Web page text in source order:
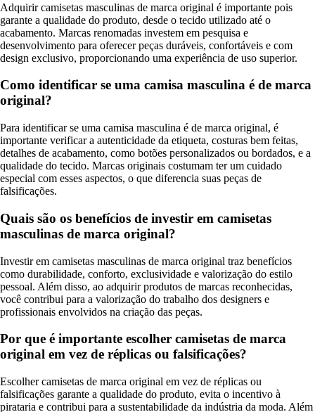
Adquirir camisetas masculinas de marca original é importante pois
garante a qualidade do produto, desde o tecido utilizado até o
acabamento. Marcas renomadas investem em pesquisa e
desenvolvimento para oferecer peças duráveis, confortáveis e com
design exclusivo, proporcionando uma experiência de uso superior.
Como identificar se uma camisa masculina é de marca
original?
Para identificar se uma camisa masculina é de marca original, é
importante verificar a autenticidade da etiqueta, costuras bem feitas,
detalhes de acabamento, como botões personalizados ou bordados, e a
qualidade do tecido. Marcas originais costumam ter um cuidado
especial com esses aspectos, o que diferencia suas peças de
falsificações.
Quais são os benefícios de investir em camisetas
masculinas de marca original?
Investir em camisetas masculinas de marca original traz benefícios
como durabilidade, conforto, exclusividade e valorização do estilo
pessoal. Além disso, ao adquirir produtos de marcas reconhecidas,
você contribui para a valorização do trabalho dos designers e
profissionais envolvidos na criação das peças.
Por que é importante escolher camisetas de marca
original em vez de réplicas ou falsificações?
Escolher camisetas de marca original em vez de réplicas ou
falsificações garante a qualidade do produto, evita o incentivo à
pirataria e contribui para a sustentabilidade da indústria da moda. Além